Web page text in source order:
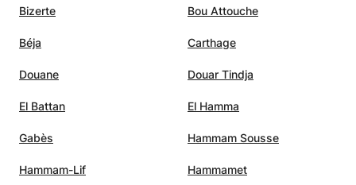
Bizerte Bou Attouche
Béja Carthage
Douane Douar Tindja
El Battan El Hamma
Gabès Hammam Sousse
Hammam-Lif Hammamet